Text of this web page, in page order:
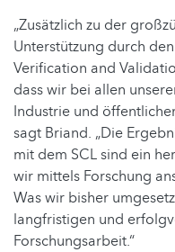
„Zusätzlich zu der
Unterstützung durch
Verification and
dass wir bei allen
Industrie und
sagt Briand. „Die
mit dem SCL sind ein
wir mittels Forschung
Was wir bisher
langfristigen und
Forschungsarbeit.“